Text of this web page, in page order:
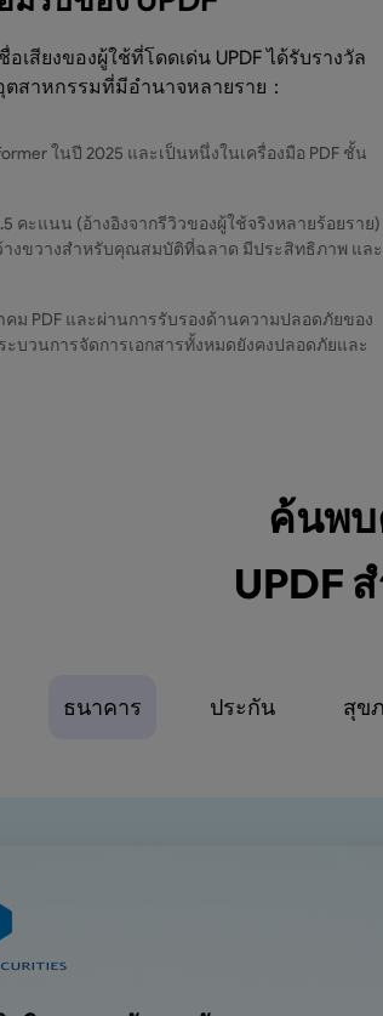
สียงของผู้ใช้ที่โดดเด่น UPDF ได้รับรางวัล
สาหกรรมที่มีอำนาจหลายราย：
ในปี 2025 และเป็นหนึ่งในเครื่องมือ PDF ชั้น
คะแนน (อ้างอิงจากรีวิวของผู้ใช้จริงหลายร้อยราย)
างขวางสำหรับคุณสมบัติที่ฉลาด มีประสิทธิภาพ และ
ม PDF และผ่านการรับรองด้านความปลอดภัยของ
ะบวนการจัดการเอกสารทั้งหมดยังคงปลอดภัยและ
ค้นพ
UPDF
ธนาคาร ประกัน สุข